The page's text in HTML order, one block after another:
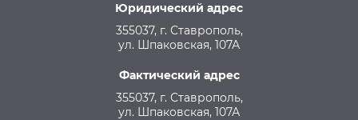
Юридический адрес
355037, г. Ставрополь,
ул. Шпаковская, 107А
Фактический адрес
355037, г. Ставрополь,
ул. Шпаковская, 107А